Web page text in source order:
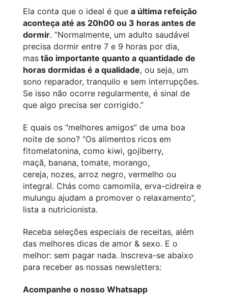
Ela conta que o ideal é que a última refeição
aconteça até as 20h00 ou 3 horas antes de
dormir. “Normalmente, um adulto saudável
precisa dormir entre 7 e 9 horas por dia,
mas tão importante quanto a quantidade de
horas dormidas é a qualidade, ou seja, um
sono reparador, tranquilo e sem interrupções.
Se isso não ocorre regularmente, é sinal de
que algo precisa ser corrigido.”
E quais os “melhores amigos” de uma boa
noite de sono? “Os alimentos ricos em
fitomelatonina, como kiwi, gojiberry,
maçã, banana, tomate, morango,
cereja, nozes, arroz negro, vermelho ou
integral. Chás como camomila, erva-cidreira e
mulungu ajudam a promover o relaxamento”,
lista a nutricionista.
Receba seleções especiais de receitas, além
das melhores dicas de amor & sexo. E o
melhor: sem pagar nada. Inscreva-se abaixo
para receber as nossas newsletters:
Acompanhe o nosso Whatsapp